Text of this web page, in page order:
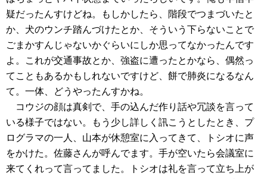
疑だったんすけどね。もしかしたら、階段でつまづいたと
か、犬のウンチ踏んづけたとか、そういう下らないことで
ごまかすんじゃないかぐらいにしか思ってなかったんです
よ。これが交通事故とか、強盗に遭ったとかなら、偶然っ
てこともあるかもしれないですけど、餅で肺炎になるなん
て。一体、どうやったんすかね。
コウジの顔は真剣で、手の込んだ作り話や冗談を言って
いる様子ではない。もう少し詳しく訊こうとしたとき、プ
ログラマの一人、山本が休憩室に入ってきて、トシオに声
をかけた。佐藤さんが呼んでます。手が空いたら会議室に
来てくれって言ってました。トシオは礼を言って立ち上が